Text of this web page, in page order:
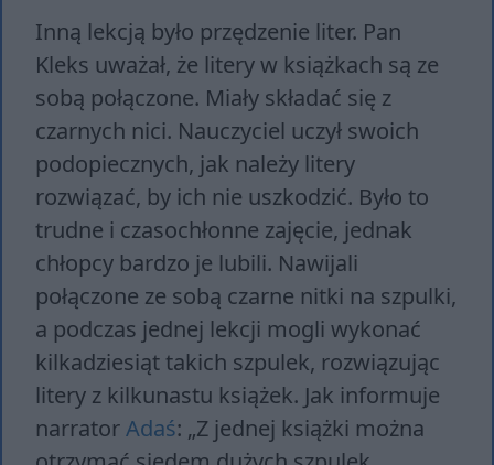
Inną lekcją było przędzenie liter. Pan
Kleks uważał, że litery w książkach są ze
sobą połączone. Miały składać się z
czarnych nici. Nauczyciel uczył swoich
podopiecznych, jak należy litery
rozwiązać, by ich nie uszkodzić. Było to
trudne i czasochłonne zajęcie, jednak
chłopcy bardzo je lubili. Nawijali
połączone ze sobą czarne nitki na szpulki,
a podczas jednej lekcji mogli wykonać
kilkadziesiąt takich szpulek, rozwiązując
litery z kilkunastu książek. Jak informuje
narratorAdaś: „Z jednej książki można